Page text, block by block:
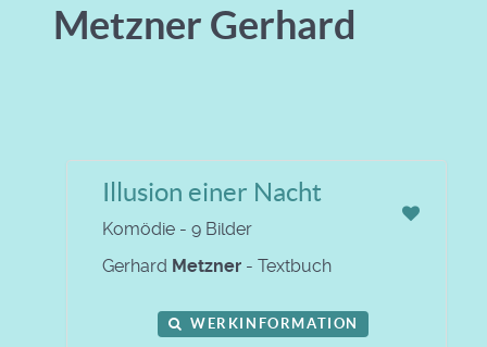
Metzner Gerhard
Illusion einer Nacht
Komödie - 9 Bilder
Gerhard Metzner - Textbuch
WERKINFORMATION